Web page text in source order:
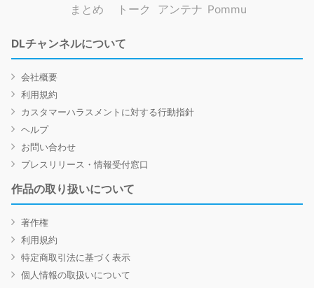
まとめ トーク アンテナ Pommu
DLチャンネルについて
会社概要
利用規約
カスタマーハラスメントに対する行動指針
ヘルプ
お問い合わせ
プレスリリース・情報受付窓口
作品の取り扱いについて
著作権
利用規約
特定商取引法に基づく表示
個人情報の取扱いについて